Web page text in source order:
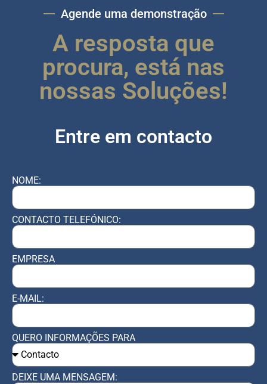
Agende uma demonstração
A resposta que
procura, está nas
nossas Soluções!
Entre em contacto
NOME:
CONTACTO TELEFÓNICO:
EMPRESA
E-MAIL:
QUERO INFORMAÇÕES PARA
DEIXE UMA MENSAGEM: